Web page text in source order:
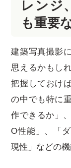
レンジ
も重要
建築写真撮影
思えるかもし
把握しておけ
の中でも特に
作できるか」
O性能」、「
現性」などの機